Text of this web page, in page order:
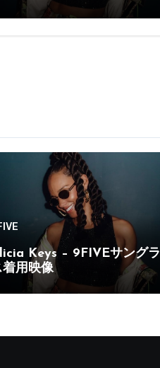
Keys – 9FIVEサングラ
着用映像